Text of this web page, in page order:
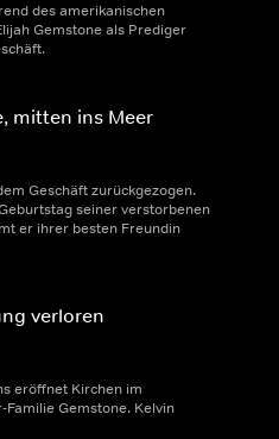
des amerikanischen
Gemstone als Prediger
mitten ins Meer
Geschäft zurückgezogen.
seiner verstorbenen
er ihrer besten Freundin
verloren
eröffnet Kirchen im
Gemstone. Kelvin